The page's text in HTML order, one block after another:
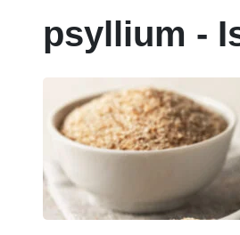
psyllium -